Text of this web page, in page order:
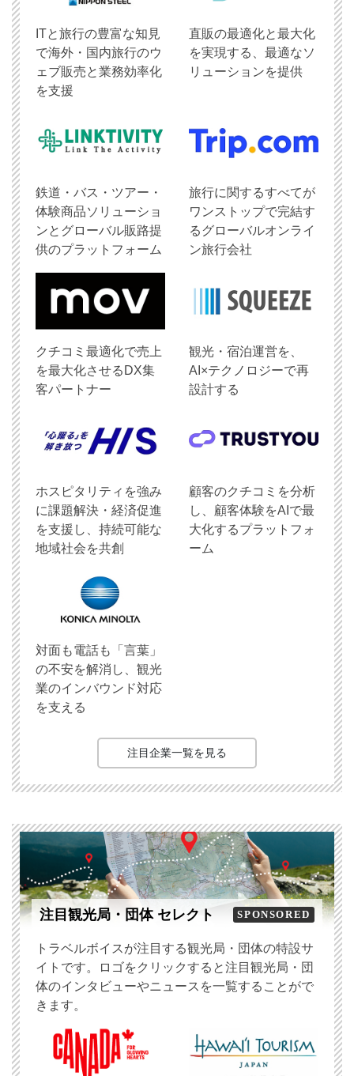
ITと旅行の豊富な知見
で海外・国内旅行のウ
ェブ販売と業務効率化
を支援
直販の最適化と最大化
を実現する、最適なソ
リューションを提供
鉄道・バス・ツアー・
体験商品ソリューショ
ンとグローバル販路提
供のプラットフォーム
旅行に関するすべてが
ワンストップで完結す
るグローバルオンライ
ン旅行会社
クチコミ最適化で売上
を最大化させるDX集
客パートナー
観光・宿泊運営を、
AI×テクノロジーで再
設計する
ホスピタリティを強み
に課題解決・経済促進
を支援し、持続可能な
地域社会を共創
顧客のクチコミを分析
し、顧客体験をAIで最
大化するプラットフォ
ーム
対面も電話も「言葉」
の不安を解消し、観光
業のインバウンド対応
を支える
注目企業一覧を見る
注目観光局・団体 セレクト SPONSORED
トラベルボイスが注目する観光局・団体の特設サ
イトです。ロゴをクリックすると注目観光局・団
体のインタビューやニュースを一覧することがで
きます。